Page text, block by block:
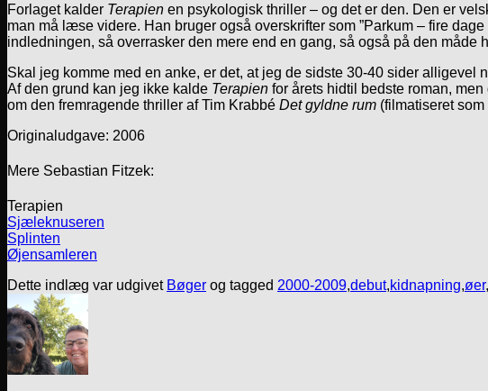
Forlaget kalder Terapien en psykologisk thriller – og det er den. Den er
man må læse videre. Han bruger også overskrifter som ”Parkum – fire
indledningen, så overrasker den mere end en gang, så også på den måde
Skal jeg komme med en anke, er det, at jeg de sidste 30-40 sider
Af den grund kan jeg ikke kalde Terapien for årets hidtil bedste roman,
om den fremragende thriller af Tim Krabbé Det gyldne rum (filmatiseret som
Originaludgave: 2006
Mere Sebastian Fitzek:
Terapien
Sjæleknuseren
Splinten
Øjensamleren
Dette indlæg var udgivet Bøger og tagged 2000-2009,debut,kidnapning,øer,